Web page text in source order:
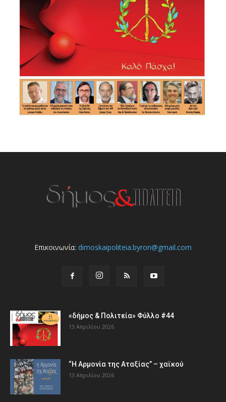
Επικοινωνία: dimoskaipoliteia.byron@gmail.com
«δήμος & Πολιτεία» Φύλλο #44
13 Απριλίου 2026
“Η Αρμονία της Αταξίας” – χαϊκού
13 Απριλίου 2026